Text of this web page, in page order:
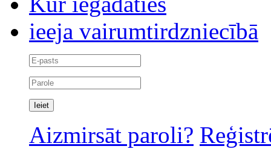
ieeja vairumtirdzniecībā
Aizmirsāt paroli?